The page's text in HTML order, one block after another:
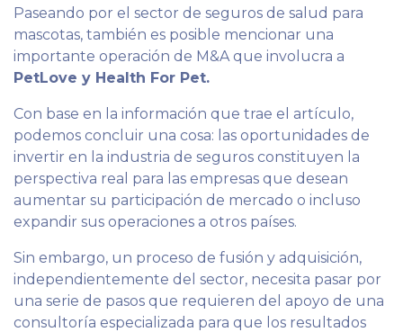
Paseando por el sector de seguros de salud para
mascotas, también es posible mencionar una
importante operación de M&A que involucra a
PetLove y Health For Pet.
Con base en la información que trae el artículo,
podemos concluir una cosa: las oportunidades de
invertir en la industria de seguros constituyen la
perspectiva real para las empresas que desean
aumentar su participación de mercado o incluso
expandir sus operaciones a otros países.
Sin embargo, un proceso de fusión y adquisición,
independientemente del sector, necesita pasar por
una serie de pasos que requieren del apoyo de una
consultoría especializada para que los resultados